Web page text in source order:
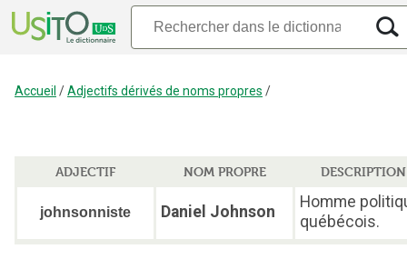
Accueil /Adjectifs dérivés de noms propres /
ADJECTIF NOM PROPRE DESCRIPTION
johnsonniste Daniel Johnson
Homme
québécois.